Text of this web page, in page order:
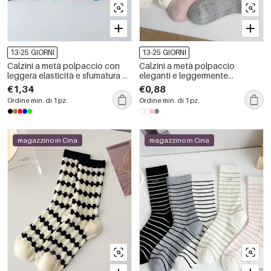
13-25 GIORNI
Calzini a metà polpaccio con
leggera elasticità e sfumatura di
base.
€1,34
Ordine min. di 1 pz.
13-25 GIORNI
Calzini a metà polpaccio
eleganti e leggermente
elasticizzati con piccola
fantasia floreale.
€0,88
Ordine min. di 1 pz.
magazzino in Cina magazzino in Cina